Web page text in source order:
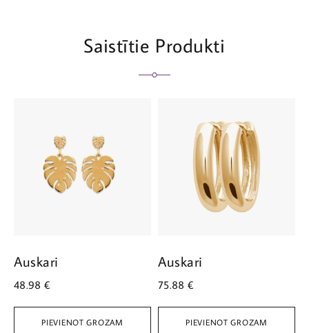
Saistītie Produkti
PIEVIENOT GROZAM
Auskari
48.98 €
PIEVIENOT GROZAM
Auskari
75.88 €